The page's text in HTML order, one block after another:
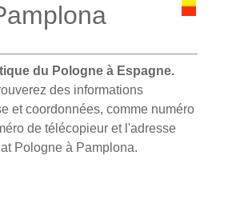
du Pologne à Espagne.
des informations
et coordonnées, comme numéro
de télécopieur et l'adresse
Pologne à Pamplona.